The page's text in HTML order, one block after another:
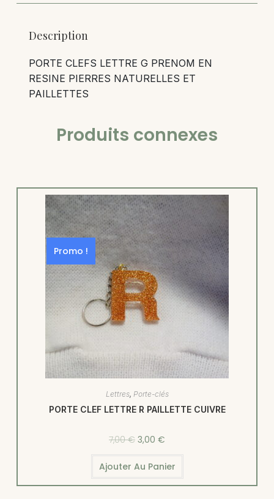
Description
PORTE CLEFS LETTRE G PRENOM EN
RESINE PIERRES NATURELLES ET
PAILLETTES
Produits connexes
Promo !
Lettres, Porte-clés
PORTE CLEF LETTRE R PAILLETTE CUIVRE
7,00€ 3,00 €
Ajouter Au Panier